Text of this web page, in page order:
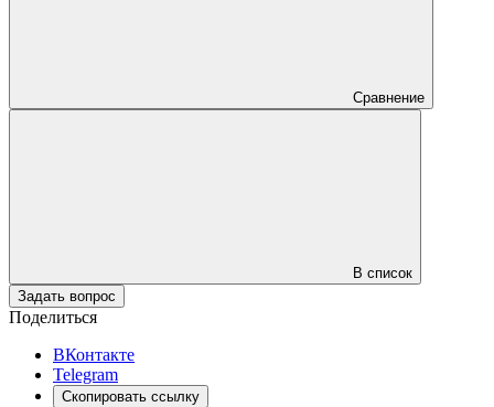
Сравнение
В список
Задать вопрос
Поделиться
ВКонтакте
Telegram
Скопировать ссылку